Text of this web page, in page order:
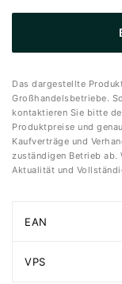
Das dargestellte
Großhandelsbetriebe.
kontaktieren Sie bitte
Produktpreise und
Kaufverträge und
zuständigen Betrieb ab.
Aktualität und
EAN
VPS